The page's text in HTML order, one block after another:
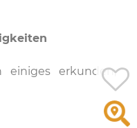
erkunden,